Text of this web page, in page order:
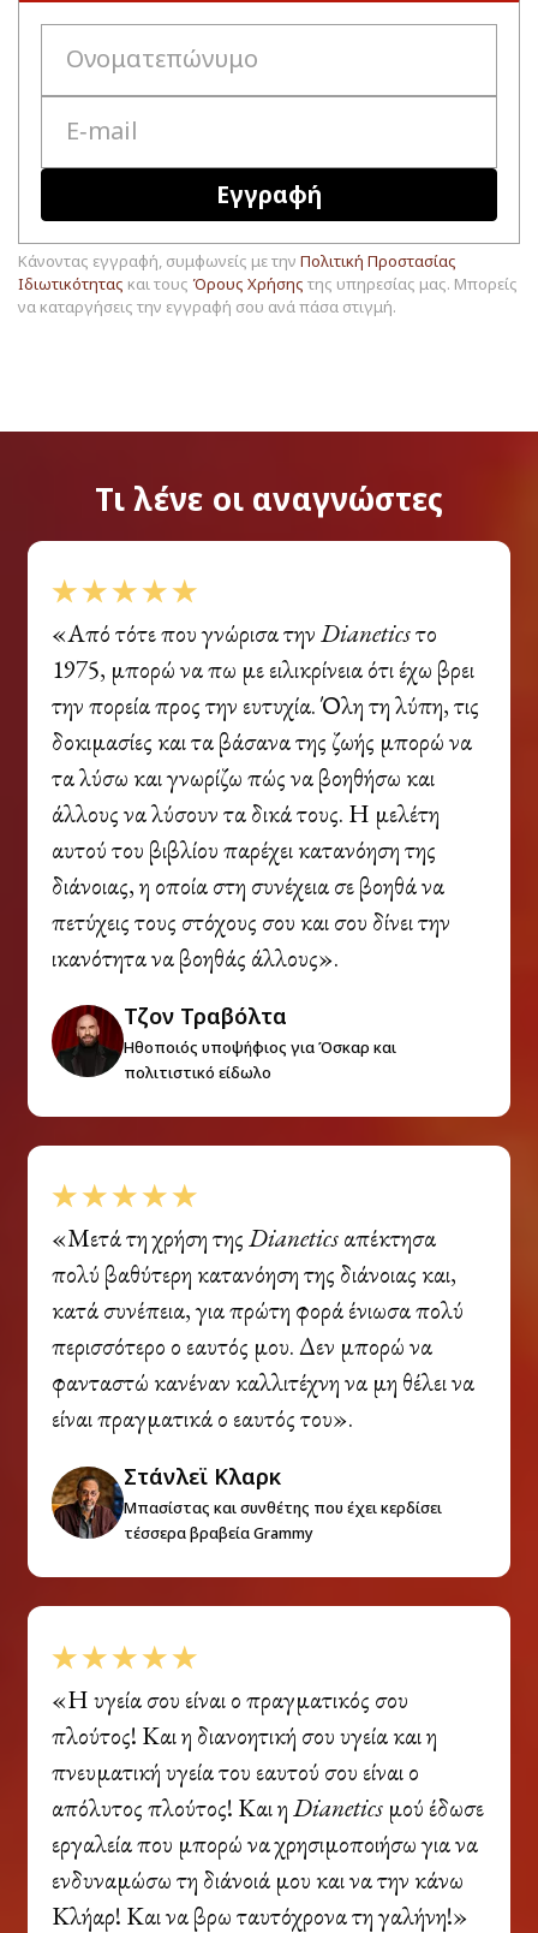
Εγγραφή
Κάνοντας εγγραφή, συμφωνείς με την Πολιτική Προστασίας
Ιδιωτικότητας και τους Όρους Χρήσης της υπηρεσίας μας. Μπορείς
να καταργήσεις την εγγραφή σου ανά πάσα στιγμή.
Τι λένε οι αναγνώστες
«Από τότε που γνώρισα τηνDianeticsτο
1975, μπορώ να πω με ειλικρίνεια ότι έχω βρει
την πορεία προς την ευτυχία. Όλη τη λύπη, τις
δοκιμασίες και τα βάσανα της ζωής μπορώ να
τα λύσω και γνωρίζω πώς να βοηθήσω και
άλλους να λύσουν τα δικά τους. Η μελέτη
αυτού του βιβλίου παρέχει κατανόηση της
διάνοιας, η οποία στη συνέχεια σε βοηθά να
πετύχεις τους στόχους σου και σου δίνει την
ικανότητα να βοηθάς άλλους».
Τζον Τραβόλτα
Ηθοποιός υποψήφιος για Όσκαρ και
πολιτιστικό είδωλο
«Μετά τη χρήση τηςDianeticsαπέκτησα
πολύ βαθύτερη κατανόηση της διάνοιας και,
κατά συνέπεια, για πρώτη φορά ένιωσα πολύ
περισσότερο ο εαυτός μου. Δεν μπορώ να
φανταστώ κανέναν καλλιτέχνη να μη θέλει να
είναι πραγματικά ο εαυτός του».
Στάνλεϊ Κλαρκ
Μπασίστας και συνθέτης που έχει κερδίσει
τέσσερα βραβεία Grammy
«Η υγεία σου είναι ο πραγματικός σου
πλούτος! Και η διανοητική σου υγεία και η
πνευματική υγεία του εαυτού σου είναι ο
απόλυτος πλούτος! Και ηDianetics μού έδωσε
εργαλεία που μπορώ να χρησιμοποιήσω για να
ενδυναμώσω τη διάνοιά μου και να την κάνω
Κλήαρ! Και να βρω ταυτόχρονα τη γαλήνη!»